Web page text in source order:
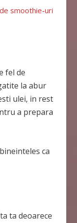
smoothie-uri
fel de
la abur
ulei, in rest
a prepara
ca
ta deoarece